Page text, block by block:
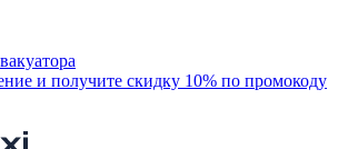
и получите скидку 10% по промокоду